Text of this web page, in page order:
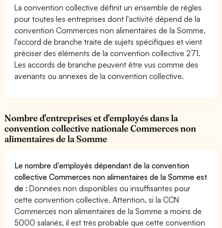
La convention collective définit un ensemble de règles
pour toutes les entreprises dont l'activité dépend de la
convention Commerces non alimentaires de la Somme,
l'accord de branche traite de sujets spécifiques et vient
préciser des éléments de la convention collective 271.
Les accords de branche peuvent être vus comme des
avenants ou annexes de la convention collective.
Nombre d'entreprises et d'employés dans la
convention collective nationale Commerces non
alimentaires de la Somme
Le nombre d'employés dépendant de la convention
collective Commerces non alimentaires de la Somme est
de :Données non disponibles ou insuffisantes pour
cette convention collective. Attention, si la CCN
Commerces non alimentaires de la Somme a moins de
5000 salariés, il est très probable que cette convention